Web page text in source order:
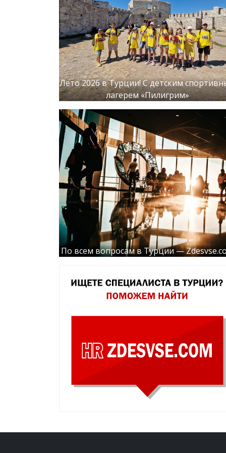
Лето 2026 в Турции! С детским
лагерем «Пилигрим»
По всем вопросам в Турции —